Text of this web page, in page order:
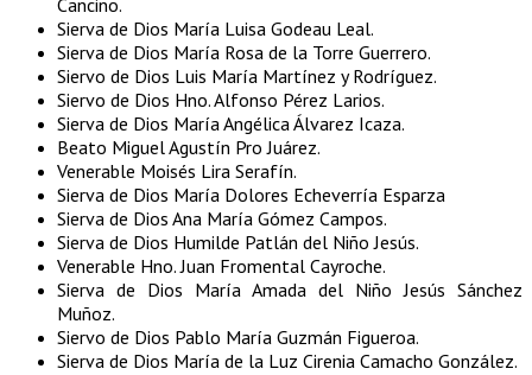
Cancino.
Sierva de Dios María Luisa Godeau Leal.
Sierva de Dios María Rosa de la Torre Guerrero.
Siervo de Dios Luis María Martínez y Rodríguez.
Siervo de Dios Hno. Alfonso Pérez Larios.
Sierva de Dios María Angélica Álvarez Icaza.
Beato Miguel Agustín Pro Juárez.
Venerable Moisés Lira Serafín.
Sierva de Dios María Dolores Echeverría Esparza
Sierva de Dios Ana María Gómez Campos.
Sierva de Dios Humilde Patlán del Niño Jesús.
Venerable Hno. Juan Fromental Cayroche.
Sierva de Dios María Amada del Niño Jesús Sánchez
Muñoz.
Siervo de Dios Pablo María Guzmán Figueroa.
Sierva de Dios María de la Luz Cirenia Camacho González.